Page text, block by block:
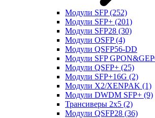
Модули SFP(252)
Модули SFP+ (201)
Модули SFP28 (30)
Модули OSFP(4)
Модули QSFP56-DD
Модули SFP
Модули QSFP+ (25)
Модули SFP+16G (2)
Модули X2/XENPAK (1)
Модули DWDM SFP+ (9)
Трансиверы 2x5 (2)
Модули QSFP28 (36)